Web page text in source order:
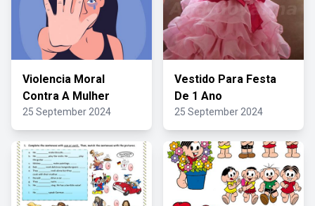
Violencia Moral
Contra A Mulher
25 September 2024
Vestido Para Festa
De 1 Ano
25 September 2024